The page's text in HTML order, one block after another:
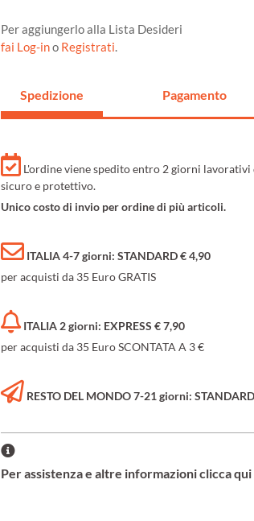
Per aggiungerlo alla Lista Desideri
fai Log-ino Registrati.
Spedizione Pagamento
L'ordine viene spedito entro 2 giorni
sicuro e protettivo.
Unico costo di invio per ordine di più articoli.
ITALIA 4-7 giorni: STANDARD € 4,90
per acquisti da 35 Euro GRATIS
ITALIA 2 giorni: EXPRESS € 7,90
per acquisti da 35 Euro SCONTATA A 3 €
RESTO DEL MONDO 7-21 giorni:
Per assistenza e altre informazioni clicca qui